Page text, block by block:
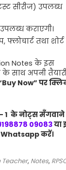
सीरीज) उपलब्ध
उपलब्ध कराएगी।
तथा शोर्ट
Notes के इस
साथ अपनी
Now” पर
1 के नोट्समँगवाने
09083या
Whatsappकरें।
Teacher, Notes,